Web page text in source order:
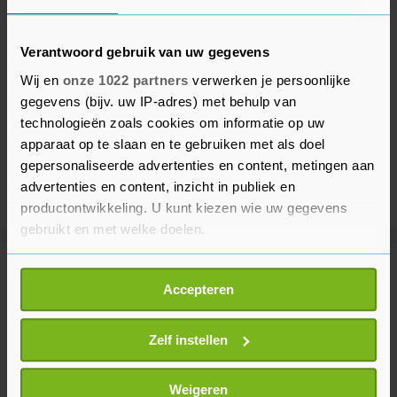
Verantwoord gebruik van uw gegevens
Wij en onze 1022 partners verwerken je persoonlijke
gegevens (bijv. uw IP-adres) met behulp van
technologieën zoals cookies om informatie op uw
apparaat op te slaan en te gebruiken met als doel
gepersonaliseerde advertenties en content, metingen aan
advertenties en content, inzicht in publiek en
productontwikkeling. U kunt kiezen wie uw gegevens
gebruikt en met welke doelen.
Als u het toestaat, willen we ook graag:
Informatie verzamelen over uw geografische
locatie, die tot een paar meter nauwkeurig kan zijn
Uw apparaat identificeren door het actief te
scannen op specifieke eigenschappen (fingerprinting)
Lees meer over hoe uw persoonlijke gegevens worden
Accepteren
Zelf instellen
Weigeren
Meer uit Binnenland
Hoge temperaturen op komst,